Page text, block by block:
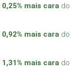
0,25% mais cara do
0,92% mais cara do
1,31% mais cara do